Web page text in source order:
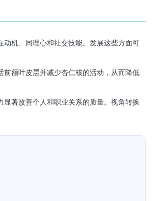
机、同理心和社交技能。发展这些方面可
额叶皮层并减少杏仁核的活动，从而降低
著改善个人和职业关系的质量。视角转换